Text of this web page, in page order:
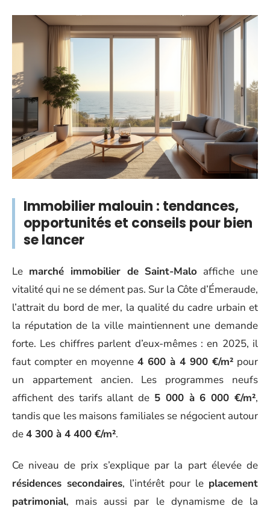
Immobilier malouin : tendances,
opportunités et conseils pour bien
se lancer
Le marché immobilier de Saint-Malo affiche une
vitalité qui ne se dément pas. Sur la Côte d’Émeraude,
l’attrait du bord de mer, la qualité du cadre urbain et
la réputation de la ville maintiennent une demande
forte. Les chiffres parlent d’eux-mêmes : en 2025, il
faut compter en moyenne 4 600 à 4 900 €/m² pour
un appartement ancien. Les programmes neufs
affichent des tarifs allant de 5 000 à 6 000 €/m²,
tandis que les maisons familiales se négocient autour
de4 300 à 4 400 €/m².
Ce niveau de prix s’explique par la part élevée de
résidences secondaires, l’intérêt pour le placement
patrimonial, mais aussi par le dynamisme de la